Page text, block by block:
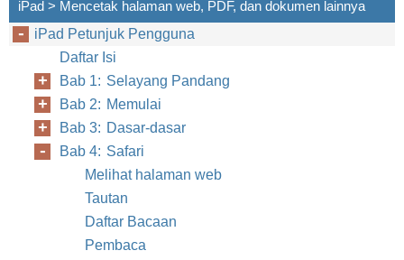
iPad > Mencetak halaman web, PDF, dan dokumen lainnya
iPad Petunjuk Pengguna
Daftar Isi
Bab 1: Selayang Pandang
Bab 2: Memulai
Bab 3: Dasar-dasar
Bab 4: Safari
Melihat halaman web
Tautan
Daftar Bacaan
Pembaca